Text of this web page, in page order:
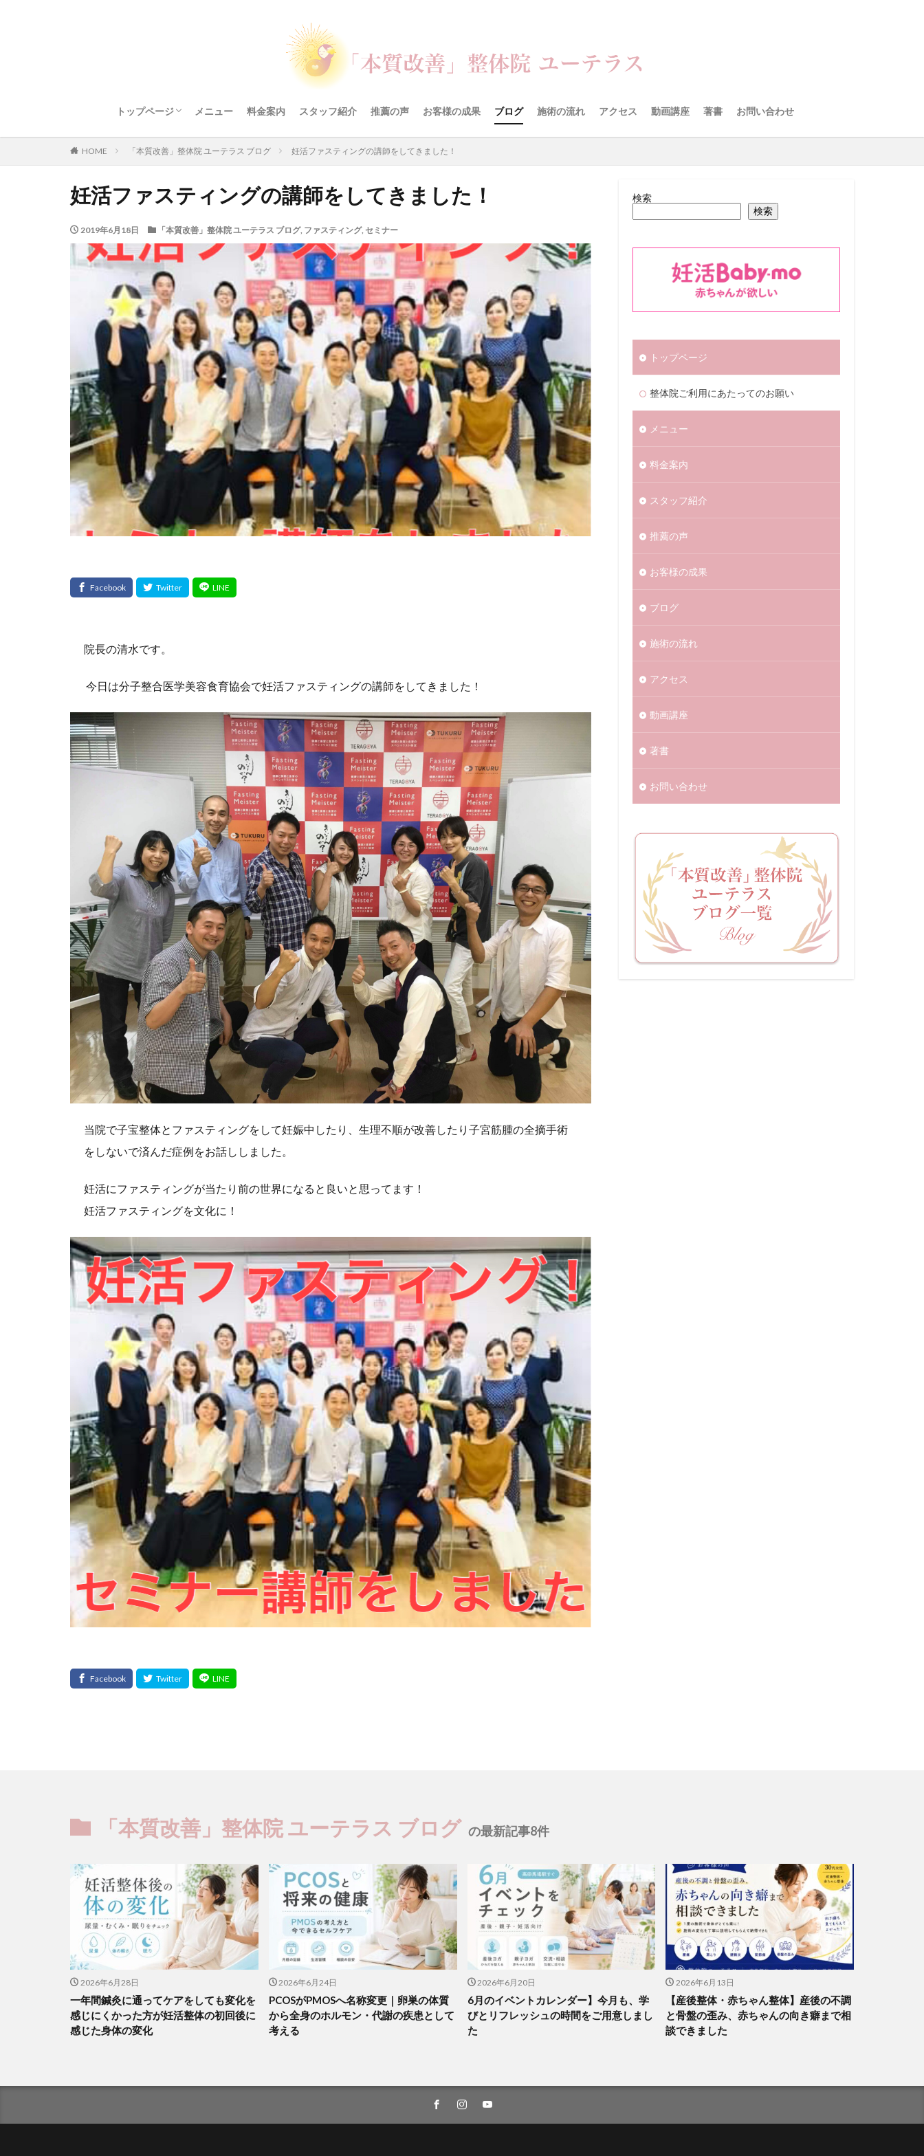
トップページ
整体院ご利用にあたってのお願い
メニュー 料金案内 スタッフ紹介 推薦の声 お客様の成果 ブログ 施術の流れ アクセス 動画講座 著書 お問い合わせ
HOME 「本質改善」整体院 ユーテラス ブログ 妊活ファスティングの講師をしてきました！
妊活ファスティングの講師をしてきました！
2019年6月18日 「本質改善」整体院 ユーテラス ブログ, ファスティング, セミナー
院長の清水です。
今日は分子整合医学美容食育協会で妊活ファスティングの講師をしてきました！
当院で子宝整体とファスティングをして妊娠中したり、生理不順が改善したり子宮筋腫の全摘手術
をしないで済んだ症例をお話ししました。
妊活にファスティングが当たり前の世界になると良いと思ってます！
妊活ファスティングを文化に！
検索
検索
トップページ
整体院ご利用にあたってのお願い
メニュー
料金案内
スタッフ紹介
推薦の声
お客様の成果
ブログ
施術の流れ
アクセス
動画講座
著書
お問い合わせ
「本質改善」整体院 ユーテラス ブログ の最新記事8件
2026年6月28日
一年間鍼灸に通ってケアをしても変化を
感じにくかった方が妊活整体の初回後に
感じた身体の変化
2026年6月24日
PCOSがPMOSへ名称変更｜卵巣の体質
から全身のホルモン・代謝の疾患として
考える
2026年6月20日
6月のイベントカレンダー】今月も、学
びとリフレッシュの時間をご用意しまし
た
2026年6月13日
【産後整体・赤ちゃん整体】産後の不調
と骨盤の歪み、赤ちゃんの向き癖まで相
談できました